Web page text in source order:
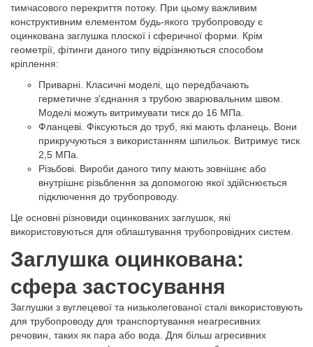
тимчасового перекриття потоку. При цьому важливим
конструктивним елементом будь-якого трубопроводу є
оцинкована заглушка плоскої і сферичної форми. Крім
геометрії, фітинги даного типу відрізняються способом
кріплення:
Приварні. Класичні моделі, що передбачають
герметичне з'єднання з трубою зварювальним швом.
Моделі можуть витримувати тиск до 16 МПа.
Фланцеві. Фіксуються до труб, які мають фланець. Вони
прикручуються з використанням шпильок. Витримує тиск
2,5 МПа.
Різьбові. Вироби даного типу мають зовнішнє або
внутрішнє різьблення за допомогою якої здійснюється
підключення до трубопроводу.
Це основні різновиди оцинкованих заглушок, які
використовуються для облаштування трубопровідних систем.
Заглушка оцинкована:
сфера застосування
Заглушки з вуглецевої та низьколегованої сталі використовують
для трубопроводу для транспортування неагресивних
речовин, таких як пара або вода. Для більш агресивних